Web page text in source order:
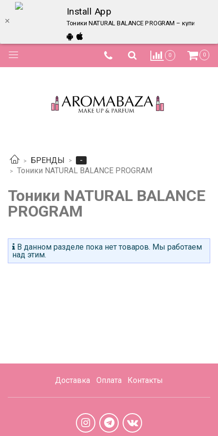
Install App
Тоники NATURAL BALANCE PROGRAM – купить в
0 0
БРЕНДЫ
-
Тоники NATURAL BALANCE PROGRAM
Тоники NATURAL BALANCE
PROGRAM
В данном разделе пока нет товаров. Мы работаем
над этим.
Доставка Оплата Контакты